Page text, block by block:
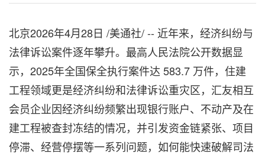
北京2026年4月28日 /美通社/ -- 近年来，经济纠纷与
法律诉讼案件逐年攀升。最高人民法院公开数据显
示，2025年全国保全执行案件达 583.7 万件，住建
工程领域更是经济纠纷和法律诉讼重灾区，汇友相互
会员企业因经济纠纷频繁出现银行账户、不动产及在
建工程被查封冻结的情况，并引发资金链紧张、项目
停滞、经营停摆等一系列问题，如何能快速破解司法